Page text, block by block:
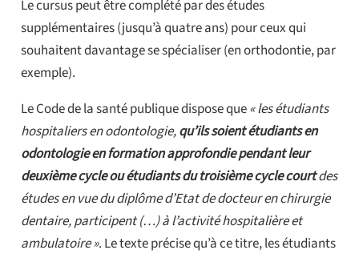
Le cursus peut être complété par des études
supplémentaires (jusqu’à quatre ans) pour ceux qui
souhaitent davantage se spécialiser (en orthodontie, par
exemple).
Le Code de la santé publique dispose que« les étudiants
hospitaliers en odontologie,qu’ils soient étudiants en
odontologie en formation approfondie pendant leur
deuxième cycle ou étudiants du troisième cycle courtdes
études en vue du diplôme d’Etat de docteur en chirurgie
dentaire, participent (…) à l’activité hospitalière et
ambulatoire ». Le texte précise qu’à ce titre, les étudiants